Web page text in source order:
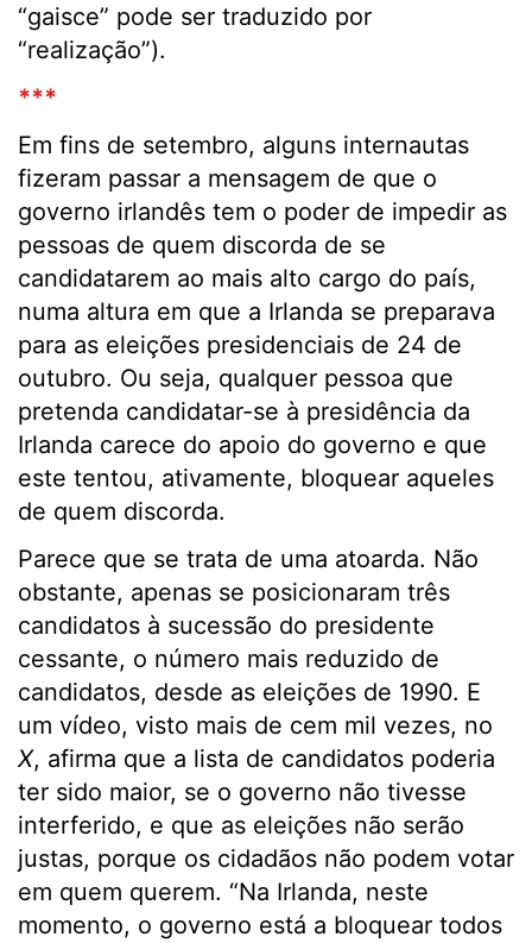
“gaisce” pode ser traduzido por
“realização”).
***
Em fins de setembro, alguns internautas
fizeram passar a mensagem de que o
governo irlandês tem o poder de impedir as
pessoas de quem discorda de se
candidatarem ao mais alto cargo do país,
numa altura em que a Irlanda se preparava
para as eleições presidenciais de 24 de
outubro. Ou seja, qualquer pessoa que
pretenda candidatar-se à presidência da
Irlanda carece do apoio do governo e que
este tentou, ativamente, bloquear aqueles
de quem discorda.
Parece que se trata de uma atoarda. Não
obstante, apenas se posicionaram três
candidatos à sucessão do presidente
cessante, o número mais reduzido de
candidatos, desde as eleições de 1990. E
um vídeo, visto mais de cem mil vezes, no
X, afirma que a lista de candidatos poderia
ter sido maior, se o governo não tivesse
interferido, e que as eleições não serão
justas, porque os cidadãos não podem votar
em quem querem. “Na Irlanda, neste
momento, o governo está a bloquear todos